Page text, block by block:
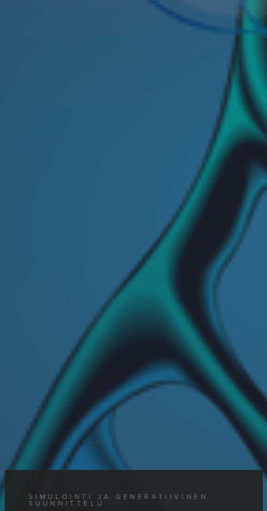
SIMULOINTI JA GENERATIIVINEN
SUUNNITTELU